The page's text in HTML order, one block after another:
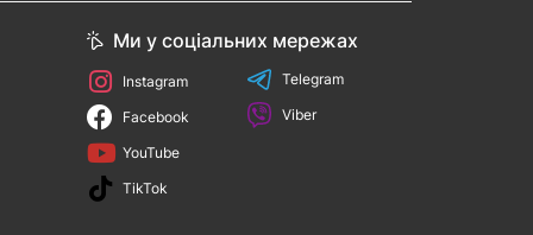
Ми у соціальних мережах
Instagram
Facebook
YouTube
TikTok
Telegram
Viber